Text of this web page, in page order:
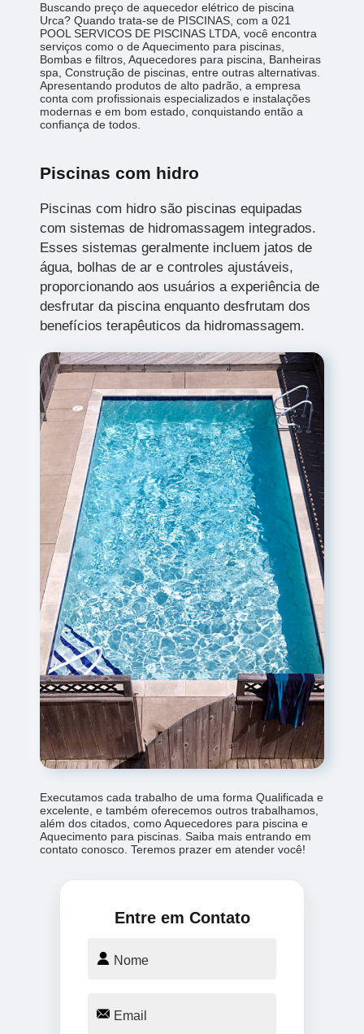
Buscando preço de aquecedor elétrico de piscina
Urca? Quando trata-se de PISCINAS, com a 021
POOL SERVICOS DE PISCINAS LTDA, você encontra
serviços como o de Aquecimento para piscinas,
Bombas e filtros, Aquecedores para piscina, Banheiras
spa, Construção de piscinas, entre outras alternativas.
Apresentando produtos de alto padrão, a empresa
conta com profissionais especializados e instalações
modernas e em bom estado, conquistando então a
confiança de todos.
Piscinas com hidro
Piscinas com hidro são piscinas equipadas
com sistemas de hidromassagem integrados.
Esses sistemas geralmente incluem jatos de
água, bolhas de ar e controles ajustáveis,
proporcionando aos usuários a experiência de
desfrutar da piscina enquanto desfrutam dos
benefícios terapêuticos da hidromassagem.
Executamos cada trabalho de uma forma Qualificada e
excelente, e também oferecemos outros trabalhamos,
além dos citados, como Aquecedores para piscina e
Aquecimento para piscinas. Saiba mais entrando em
contato conosco. Teremos prazer em atender você!
Entre em Contato